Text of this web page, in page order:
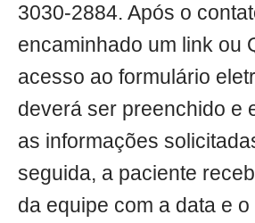
3030-2884. Após o
encaminhado um link ou
acesso ao formulário
deverá ser preenchido e
as informações
seguida, a paciente
da equipe com a data e